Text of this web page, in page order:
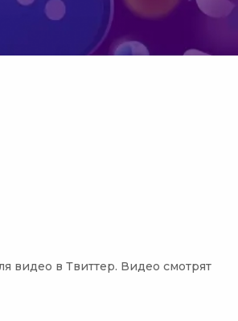
видео в Твиттер. Видео смотрят